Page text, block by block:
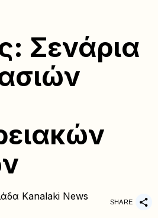
Σενάρια
Kanalaki News SHARE